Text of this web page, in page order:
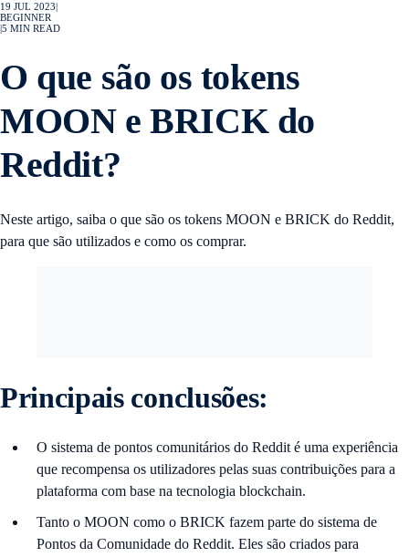
19 JUL 2023
BEGINNER
5 MIN READ
O que são os tokens
MOON e BRICK do
Reddit?
Neste artigo, saiba o que são os tokens MOON e BRICK do Reddit,
para que são utilizados e como os comprar.
Principais conclusões:
O sistema de pontos comunitários do Reddit é uma experiência
que recompensa os utilizadores pelas suas contribuições para a
plataforma com base na tecnologia blockchain.
Tanto o MOON como o BRICK fazem parte do sistema de
Pontos da Comunidade do Reddit. Eles são criados para